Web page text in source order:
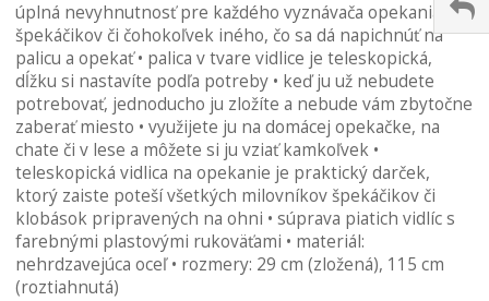
na
začiatok
galérie
obrázkov
úplná nevyhnutnosť pre každého vyznávača opekania
špekáčikov či čohokoľvek iného, čo sa dá napichnúť na
palicu a opekať • palica v tvare vidlice je teleskopická,
dĺžku si nastavíte podľa potreby • keď ju už nebudete
potrebovať, jednoducho ju zložíte a nebude vám zbytočne
zaberať miesto • využijete ju na domácej opekačke, na
chate či v lese a môžete si ju vziať kamkoľvek •
teleskopická vidlica na opekanie je praktický darček,
ktorý zaiste poteší všetkých milovníkov špekáčikov či
klobások pripravených na ohni • súprava piatich vidlíc s
farebnými plastovými rukoväťami • materiál:
nehrdzavejúca oceľ • rozmery: 29 cm (zložená), 115 cm
(roztiahnutá)